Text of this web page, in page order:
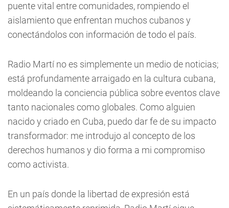
puente vital entre comunidades, rompiendo el
aislamiento que enfrentan muchos cubanos y
conectándolos con información de todo el país.
Radio Martí no es simplemente un medio de noticias;
está profundamente arraigado en la cultura cubana,
moldeando la conciencia pública sobre eventos clave
tanto nacionales como globales. Como alguien
nacido y criado en Cuba, puedo dar fe de su impacto
transformador: me introdujo al concepto de los
derechos humanos y dio forma a mi compromiso
como activista.
En un país donde la libertad de expresión está